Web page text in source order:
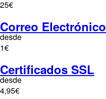
25€
Correo Electrónico
desde
1€
Certificados SSL
desde
4,95€